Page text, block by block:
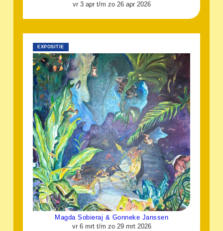
vr 3 apr t/m zo 26 apr 2026
EXPOSITIE
Magda Sobieraj & Gonneke Janssen
vr 6 mrt t/m zo 29 mrt 2026